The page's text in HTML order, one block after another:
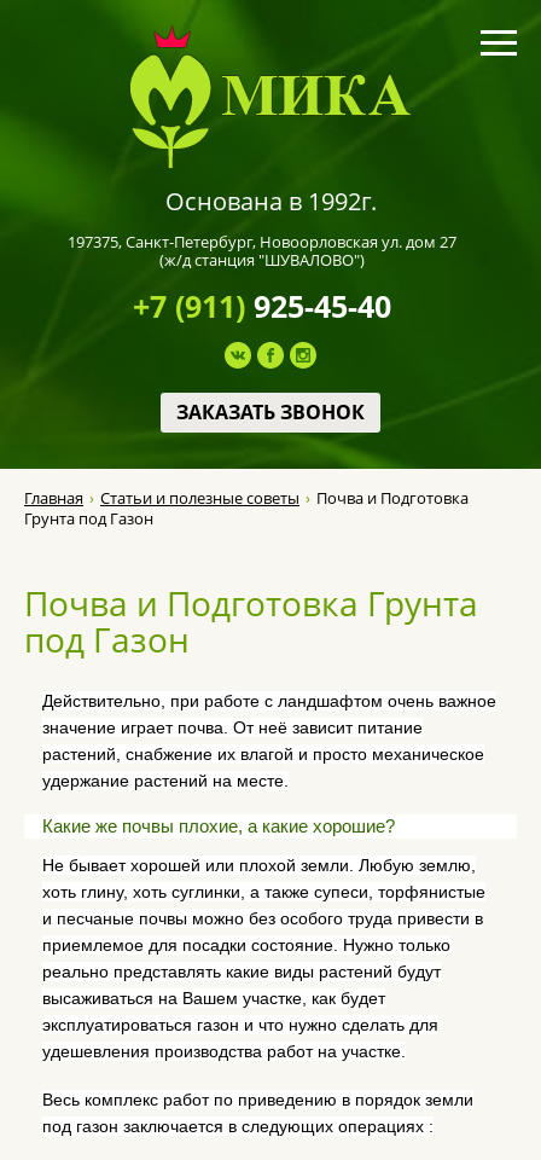
Основана в 1992г.
197375,Санкт-Петербург, Новоорловская ул. дом 27
(ж/д станция "ШУВАЛОВО")
+7 (911)925-45-40
ЗАКАЗАТЬ ЗВОНОК
Главная Статьи и полезные советы
Почва и Подготовка
Грунта под Газон
Почва и Подготовка Грунта
под Газон
Действительно, при работе с ландшафтом очень важное
значение играет почва. От неё зависит питание
растений, снабжение их влагой и просто механическое
удержание растений на месте.
Какие же почвы плохие, а какие хорошие?
Не бывает хорошей или плохой земли. Любую землю,
хоть глину, хоть суглинки, а также супеси, торфянистые
и песчаные почвы можно без особого труда привести в
приемлемое для посадки состояние. Нужно только
реально представлять какие виды растений будут
высаживаться на Вашем участке, как будет
эксплуатироваться газон и что нужно сделать для
удешевления производства работ на участке.
Весь комплекс работ по приведению в порядок земли
под газон заключается в следующих операциях :